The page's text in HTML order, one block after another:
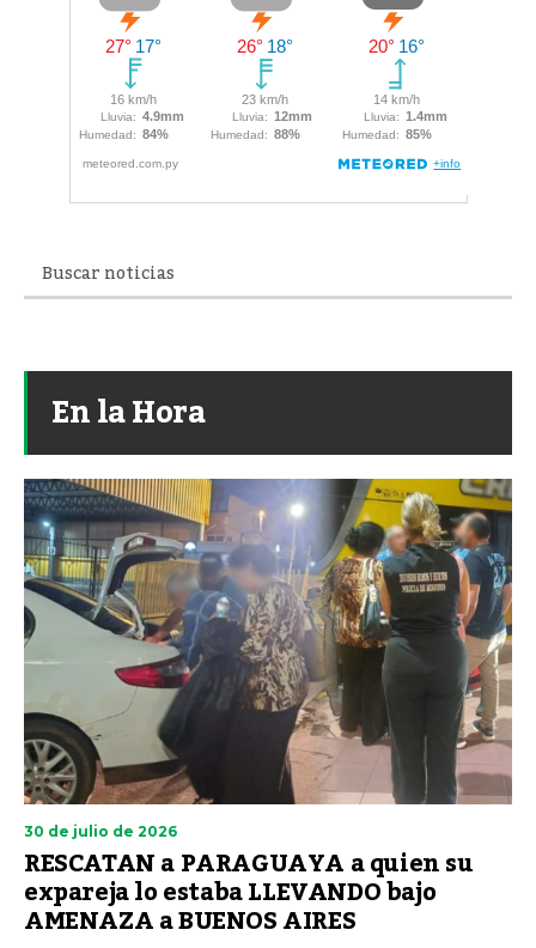
En la Hora
30 de julio de 2026
RESCATAN a PARAGUAYA a quien su
expareja lo estaba LLEVANDO bajo
AMENAZA a BUENOS AIRES